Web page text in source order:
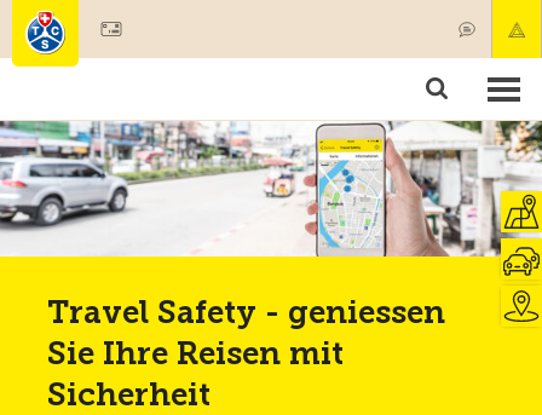
Mitgliedschaft & Leistungen
Test, Sicherheit & Gesundheit
Travel Safety - geniessen
Sie Ihre Reisen mit
Sicherheit